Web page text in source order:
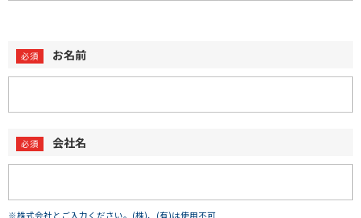
お名前
会社名
※株式会社とご入力ください。(株)、(有)は使用不可